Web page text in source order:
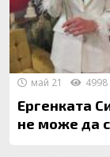
Ергенката
не може да
май 21 4998